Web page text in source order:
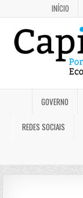
INÍCIO
GOVERNO
REDES SOCIAIS